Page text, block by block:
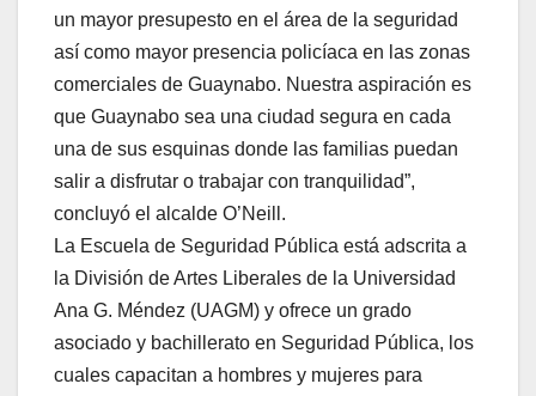
un mayor presupesto en el área de la seguridad
así como mayor presencia policíaca en las zonas
comerciales de Guaynabo. Nuestra aspiración es
que Guaynabo sea una ciudad segura en cada
una de sus esquinas donde las familias puedan
salir a disfrutar o trabajar con tranquilidad”,
concluyó el alcalde O’Neill.
La Escuela de Seguridad Pública está adscrita a
la División de Artes Liberales de la Universidad
Ana G. Méndez (UAGM) y ofrece un grado
asociado y bachillerato en Seguridad Pública, los
cuales capacitan a hombres y mujeres para